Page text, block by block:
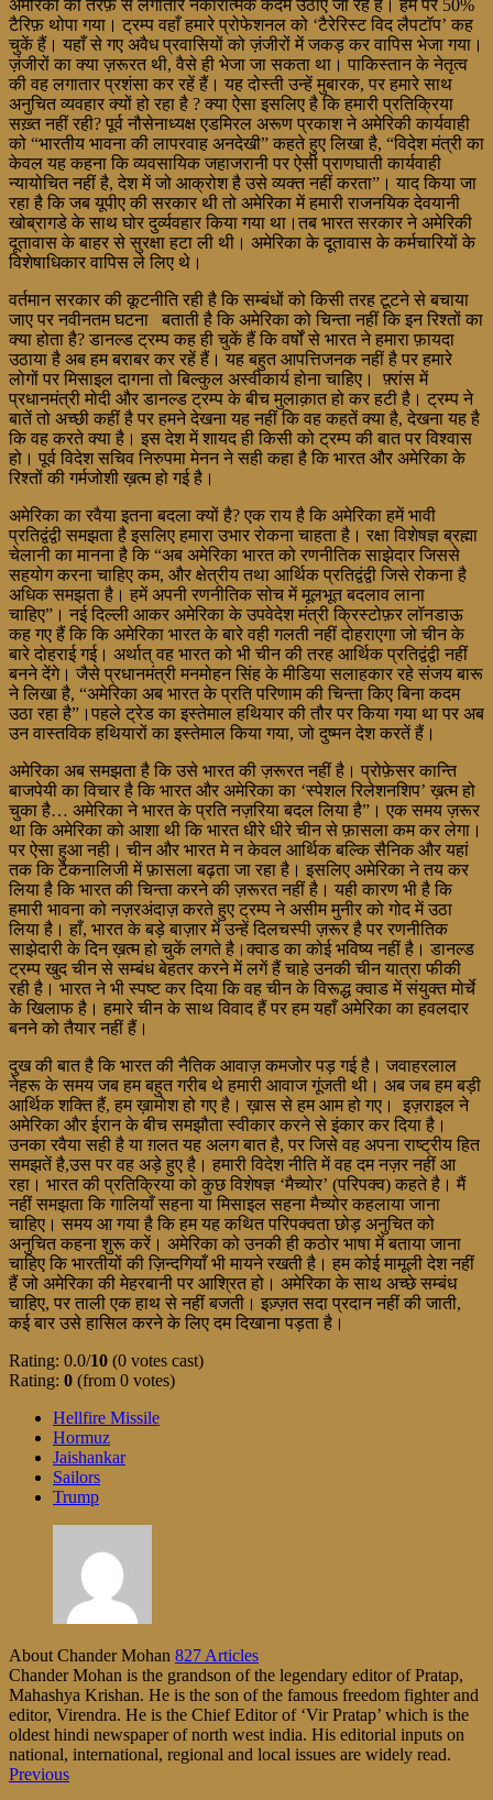
अमेरिका की तरफ़ से लगातार नकारात्मक कदम उठाए जा रहे है। हम पर 50%
टैरिफ़ थोपा गया। ट्रम्प वहाँ हमारे प्रोफेशनल को ‘टैरेरिस्ट विद लैपटॉप’ कह
चुकें हैं। यहाँ से गए अवैध प्रवासियों को ज़ंजीरों में जकड़ कर वापिस भेजा गया।
ज़ंजीरों का क्या ज़रूरत थी, वैसे ही भेजा जा सकता था। पाकिस्तान के नेतृत्व
की वह लगातार प्रशंसा कर रहें हैं। यह दोस्ती उन्हें मुबारक, पर हमारे साथ
अनुचित व्यवहार क्यों हो रहा है ? क्या ऐसा इसलिए है कि हमारी प्रतिक्रिया
सख़्त नहीं रही? पूर्व नौसेनाध्यक्ष एडमिरल अरूण प्रकाश ने अमेरिकी कार्यवाही
को “भारतीय भावना की लापरवाह अनदेखी” कहते हुए लिखा है, “विदेश मंत्री का
केवल यह कहना कि व्यवसायिक जहाजरानी पर ऐसी प्राणघाती कार्यवाही
न्यायोचित नहीं है, देश में जो आक्रोश है उसे व्यक्त नहीं करता”। याद किया जा
रहा है कि जब यूपीए की सरकार थी तो अमेरिका में हमारी राजनयिक देवयानी
खोब्रागडे के साथ घोर दुर्व्यवहार किया गया था।तब भारत सरकार ने अमेरिकी
दूतावास के बाहर से सुरक्षा हटा ली थी। अमेरिका के दूतावास के कर्मचारियों के
विशेषाधिकार वापिस ले लिए थे।
वर्तमान सरकार की कूटनीति रही है कि सम्बंधों को किसी तरह टूटने से बचाया
जाए पर नवीनतम घटना बताती है कि अमेरिका को चिन्ता नहीं कि इन रिश्तों का
क्या होता है? डानल्ड ट्रम्प कह ही चुकें हैं कि वर्षों से भारत ने हमारा फ़ायदा
उठाया है अब हम बराबर कर रहें हैं। यह बहुत आपत्तिजनक नहीं है पर हमारे
लोगों पर मिसाइल दागना तो बिल्कुल अस्वीकार्य होना चाहिए। फ़्रांस में
प्रधानमंत्री मोदी और डानल्ड ट्रम्प के बीच मुलाक़ात हो कर हटी है। ट्रम्प ने
बातें तो अच्छी कहीं है पर हमने देखना यह नहीं कि वह कहतें क्या है, देखना यह है
कि वह करते क्या है। इस देश में शायद ही किसी को ट्रम्प की बात पर विश्वास
हो। पूर्व विदेश सचिव निरुपमा मेनन ने सही कहा है कि भारत और अमेरिका के
रिश्तों की गर्मजोशी ख़त्म हो गई है।
अमेरिका का रवैया इतना बदला क्यों है? एक राय है कि अमेरिका हमें भावी
प्रतिद्वंद्वी समझता है इसलिए हमारा उभार रोकना चाहता है। रक्षा विशेषज्ञ ब्रह्मा
चेलानी का मानना है कि “अब अमेरिका भारत को रणनीतिक साझेदार जिससे
सहयोग करना चाहिए कम, और क्षेत्रीय तथा आर्थिक प्रतिद्वंद्वी जिसे रोकना है
अधिक समझता है। हमें अपनी रणनीतिक सोच में मूलभूत बदलाव लाना
चाहिए”। नई दिल्ली आकर अमेरिका के उपवेदेश मंत्री क्रिस्टोफ़र लॉनडाऊ
कह गए हैं कि कि अमेरिका भारत के बारे वही गलती नहीं दोहराएगा जो चीन के
बारे दोहराई गई। अर्थात् वह भारत को भी चीन की तरह आर्थिक प्रतिद्वंद्वी नहीं
बनने देंगे। जैसे प्रधानमंत्री मनमोहन सिंह के मीडिया सलाहकार रहे संजय बारू
ने लिखा है, “अमेरिका अब भारत के प्रति परिणाम की चिन्ता किए बिना कदम
उठा रहा है”।पहले ट्रेड का इस्तेमाल हथियार की तौर पर किया गया था पर अब
उन वास्तविक हथियारों का इस्तेमाल किया गया, जो दुष्मन देश करतें हैं।
अमेरिका अब समझता है कि उसे भारत की ज़रूरत नहीं है। प्रोफ़ेसर कान्ति
बाजपेयी का विचार है कि भारत और अमेरिका का ‘स्पेशल रिलेशनशिप’ ख़त्म हो
चुका है… अमेरिका ने भारत के प्रति नज़रिया बदल लिया है”। एक समय ज़रूर
था कि अमेरिका को आशा थी कि भारत धीरे धीरे चीन से फ़ासला कम कर लेगा।
पर ऐसा हुआ नही। चीन और भारत मे न केवल आर्थिक बल्कि सैनिक और यहां
तक कि टैकनालिजी में फ़ासला बढ़ता जा रहा है। इसलिए अमेरिका ने तय कर
लिया है कि भारत की चिन्ता करने की ज़रूरत नहीं है। यही कारण भी है कि
हमारी भावना को नज़रअंदाज़ करते हुए ट्रम्प ने असीम मुनीर को गोद में उठा
लिया है। हाँ, भारत के बड़े बाज़ार में उन्हें दिलचस्पी ज़रूर है पर रणनीतिक
साझेदारी के दिन ख़त्म हो चुकें लगते है।क्वाड का कोई भविष्य नहीं है। डानल्ड
ट्रम्प खुद चीन से सम्बंध बेहतर करने में लगें हैं चाहे उनकी चीन यात्रा फीकी
रही है। भारत ने भी स्पष्ट कर दिया कि वह चीन के विरूद्ध क्वाड में संयुक्त मोर्चे
के खिलाफ है। हमारे चीन के साथ विवाद हैं पर हम यहाँ अमेरिका का हवलदार
बनने को तैयार नहीं हैं।
दुख की बात है कि भारत की नैतिक आवाज़ कमजोर पड़ गई है। जवाहरलाल
नेहरू के समय जब हम बहुत गरीब थे हमारी आवाज गूंजती थी। अब जब हम बड़ी
आर्थिक शक्ति हैं, हम ख़ामोश हो गए है। ख़ास से हम आम हो गए। इज़राइल ने
अमेरिका और ईरान के बीच समझौता स्वीकार करने से इंकार कर दिया है।
उनका रवैया सही है या ग़लत यह अलग बात है, पर जिसे वह अपना राष्ट्रीय हित
समझतें है,उस पर वह अड़े हुए है। हमारी विदेश नीति में वह दम नज़र नहीं आ
रहा। भारत की प्रतिक्रिया को कुछ विशेषज्ञ ‘मैच्योर’ (परिपक्व) कहते है। मैं
नहीं समझता कि गालियाँ सहना या मिसाइल सहना मैच्योर कहलाया जाना
चाहिए। समय आ गया है कि हम यह कथित परिपक्वता छोड़ अनुचित को
अनुचित कहना शुरू करें। अमेरिका को उनकी ही कठोर भाषा में बताया जाना
चाहिए कि भारतीयों की ज़िन्दगियाँ भी मायने रखती है। हम कोई मामूली देश नहीं
हैं जो अमेरिका की मेहरबानी पर आश्रित हो। अमेरिका के साथ अच्छे सम्बंध
चाहिए, पर ताली एक हाथ से नहीं बजती। इज़्ज़त सदा प्रदान नहीं की जाती,
कई बार उसे हासिल करने के लिए दम दिखाना पड़ता है।
Rating: 0.0/10 (0 votes cast)
Rating: 0 (from 0 votes)
Hellfire Missile
Hormuz
Jaishankar
Sailors
Trump
About Chander Mohan 827 Articles
Chander Mohan is the grandson of the legendary editor of Pratap,
Mahashya Krishan. He is the son of the famous freedom fighter and
editor, Virendra. He is the Chief Editor of ‘Vir Pratap’ which is the
oldest hindi newspaper of north west india. His editorial inputs on
national, international, regional and local issues are widely read.
Previous